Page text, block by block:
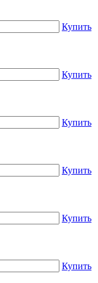
Купить
Купить
Купить
Купить
Купить
Купить